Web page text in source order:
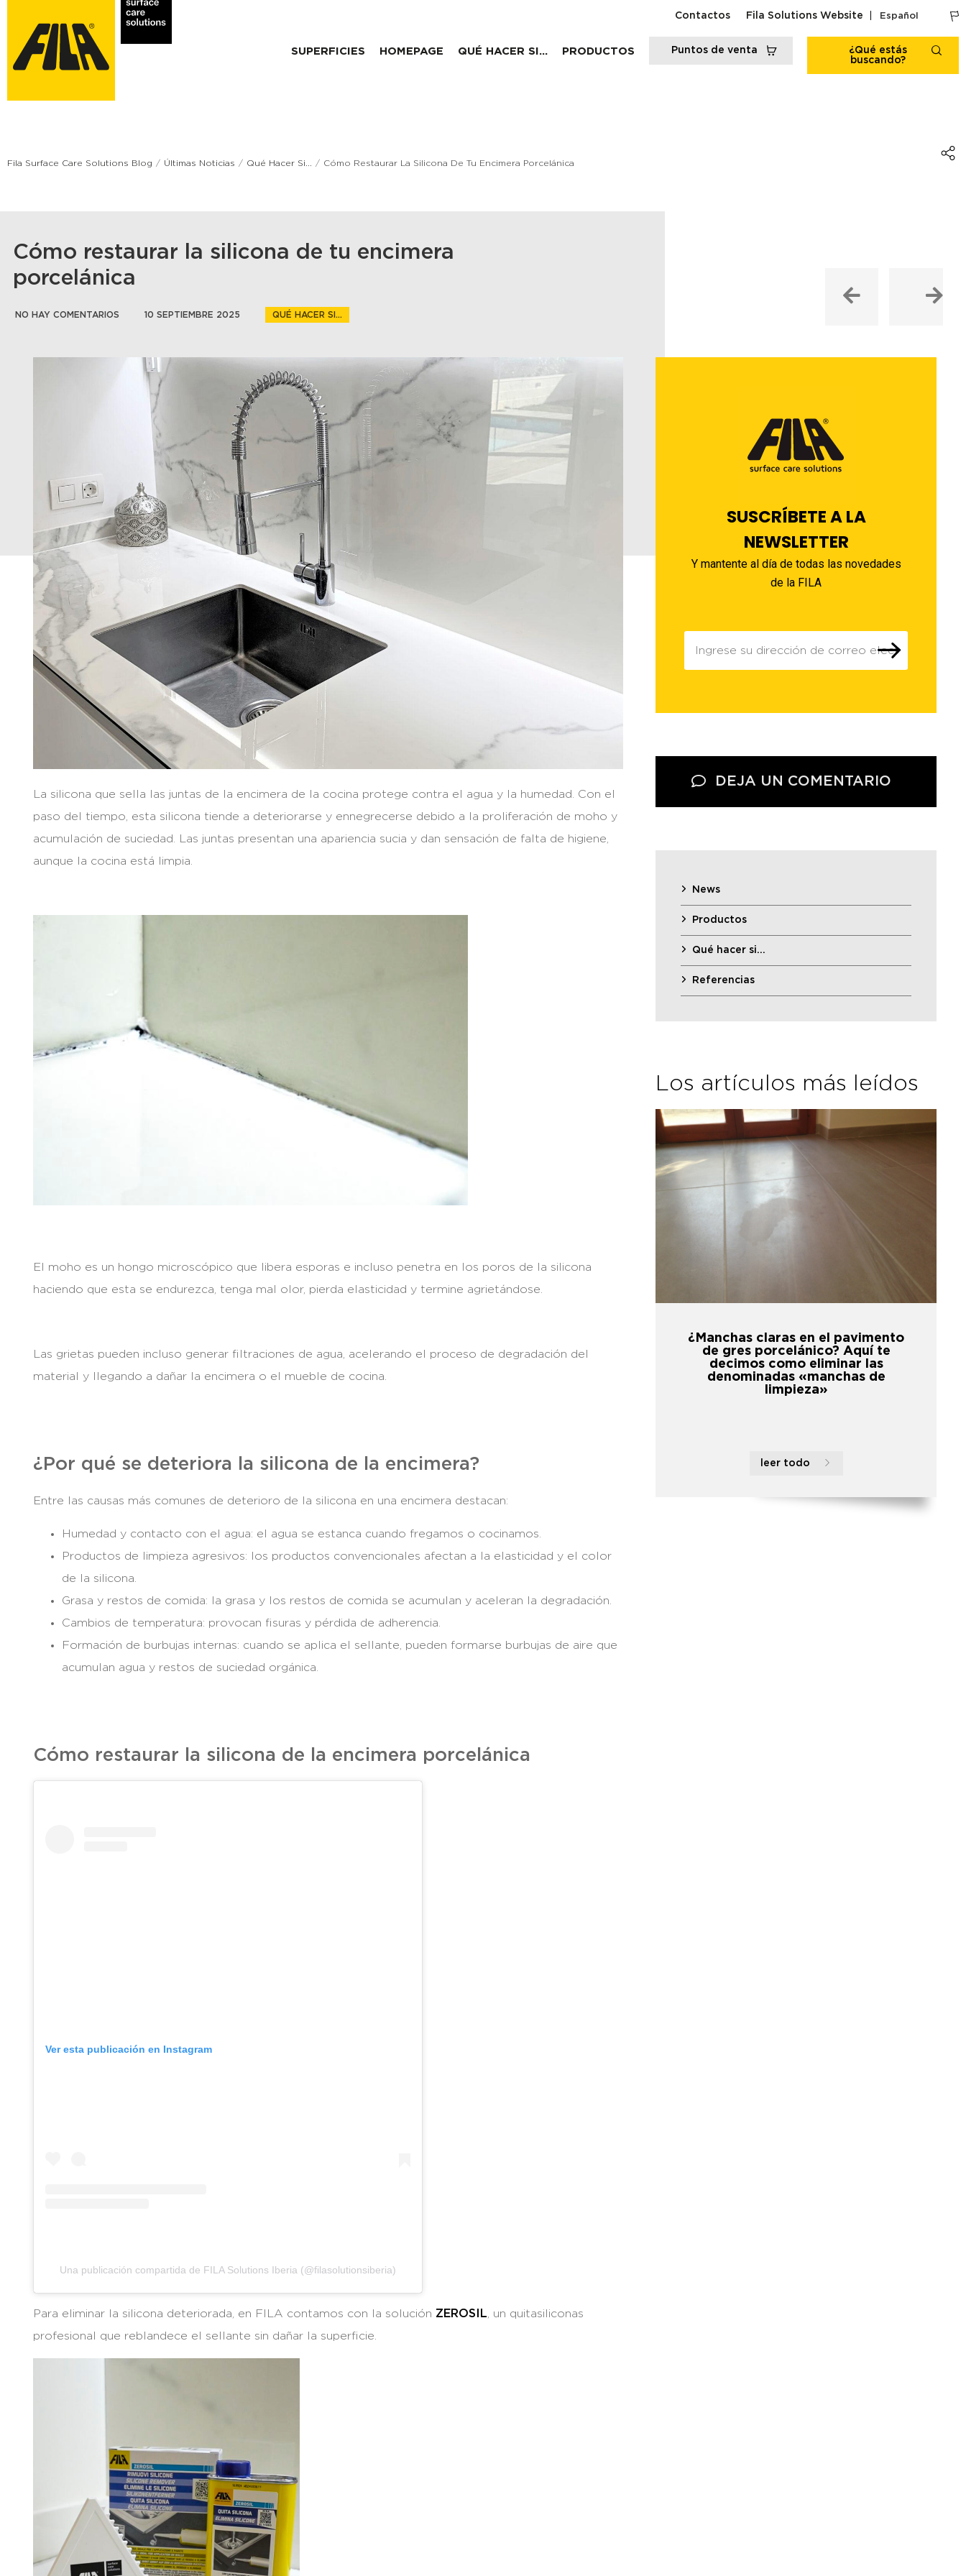
Contactos Fila Solutions Website Español
SUPERFICIES HOMEPAGE QUÉ HACER SI… PRODUCTOS Puntos de venta
¿Qué estás
buscando?
Fila Surface Care Solutions Blog Últimas Noticias Qué Hacer Si... Cómo Restaurar La Silicona De Tu Encimera Porcelánica
Cómo restaurar la silicona de tu encimera
porcelánica
NO HAY COMENTARIOS 10 SEPTIEMBRE 2025 QUÉ HACER SI...
La silicona que sella las juntas de la encimera de la cocina protege contra el agua y la humedad. Con el
paso del tiempo, esta silicona tiende a deteriorarse y ennegrecerse debido a la proliferación de moho y
acumulación de suciedad. Las juntas presentan una apariencia sucia y dan sensación de falta de higiene,
aunque la cocina está limpia.
El moho es un hongo microscópico que libera esporas e incluso penetra en los poros de la silicona
haciendo que esta se endurezca, tenga mal olor, pierda elasticidad y termine agrietándose.
Las grietas pueden incluso generar filtraciones de agua, acelerando el proceso de degradación del
material y llegando a dañar la encimera o el mueble de cocina.
¿Por qué se deteriora la silicona de la encimera?
Entre las causas más comunes de deterioro de la silicona en una encimera destacan:
Humedad y contacto con el agua: el agua se estanca cuando fregamos o cocinamos.
Productos de limpieza agresivos: los productos convencionales afectan a la elasticidad y el color
de la silicona.
Grasa y restos de comida: la grasa y los restos de comida se acumulan y aceleran la degradación.
Cambios de temperatura: provocan fisuras y pérdida de adherencia.
Formación de burbujas internas: cuando se aplica el sellante, pueden formarse burbujas de aire que
acumulan agua y restos de suciedad orgánica.
Cómo restaurar la silicona de la encimera porcelánica
Ver esta publicación en Instagram
Una publicación compartida de FILA Solutions Iberia (@filasolutionsiberia)
Para eliminar la silicona deteriorada, en FILA contamos con la solución ZEROSIL, un quitasiliconas
profesional que reblandece el sellante sin dañar la superficie.
SUSCRÍBETE A LA
NEWSLETTER
Y mantente al día de todas las novedades
de la FILA
DEJA UN COMENTARIO
News
Productos
Qué hacer si…
Referencias
Los artículos más leídos
¿Manchas claras en el pavimento
de gres porcelánico? Aquí te
decimos como eliminar las
denominadas «manchas de
limpieza»
leer todo